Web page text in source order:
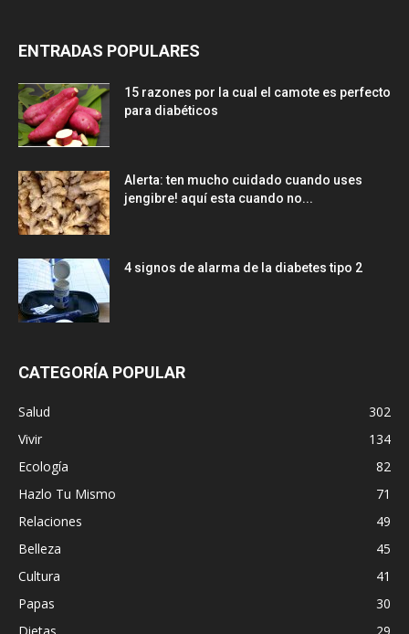
ENTRADAS POPULARES
15 razones por la cual el camote es perfecto
para diabéticos
Alerta: ten mucho cuidado cuando uses
jengibre! aquí esta cuando no...
4 signos de alarma de la diabetes tipo 2
CATEGORÍA POPULAR
Salud
302
Vivir
134
Ecología
82
Hazlo Tu Mismo
71
Relaciones
49
Belleza
45
Cultura
41
Papas
30